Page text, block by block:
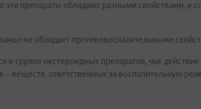
препараты обладают разными свойствами, и
не обладает противовоспалительными
к группе нестероидных препаратов, чье действие
– веществ, ответственных за воспалительную